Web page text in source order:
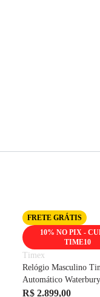
FRETE GRÁTIS
10% NO PIX -
TIME10
Timex
Relógio Masculino
Automático
Couro Prata
R$ 2.899,00